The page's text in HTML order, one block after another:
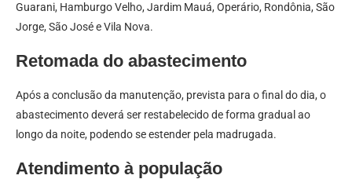
Guarani, Hamburgo Velho, Jardim Mauá, Operário, Rondônia, São
Jorge, São José e Vila Nova.
Retomada do abastecimento
Após a conclusão da manutenção, prevista para o final do dia, o
abastecimento deverá ser restabelecido de forma gradual ao
longo da noite, podendo se estender pela madrugada.
Atendimento à população